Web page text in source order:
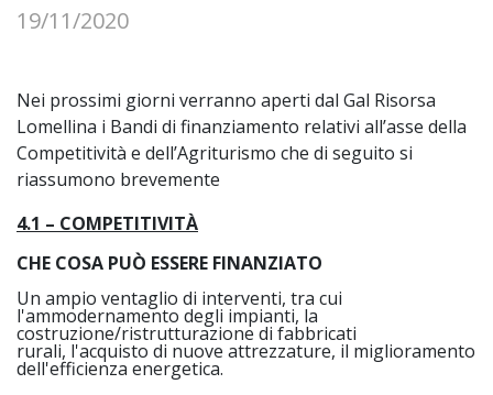
19/11/2020
Nei prossimi giorni verranno aperti dal Gal Risorsa
Lomellina i Bandi di finanziamento relativi all’asse della
Competitività e dell’Agriturismo che di seguito si
riassumono brevemente
4.1 – COMPETITIVITÀ
CHE COSA PUÒ ESSERE FINANZIATO
Un ampio ventaglio di interventi, tra cui
l'ammodernamento degli impianti, la
costruzione/ristrutturazione di fabbricati
rurali, l'acquisto di nuove attrezzature, il miglioramento
dell'efficienza energetica.